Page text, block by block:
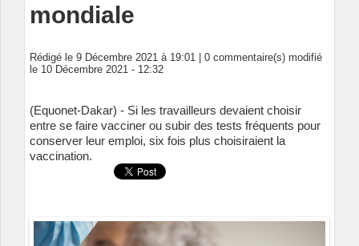
mondiale
Rédigé le 9 Décembre 2021 à 19:01 | 0 commentaire(s) modifié
le 10 Décembre 2021 - 12:32
(Equonet-Dakar) - Si les travailleurs devaient choisir
entre se faire vacciner ou subir des tests fréquents pour
conserver leur emploi, six fois plus choisiraient la
vaccination.